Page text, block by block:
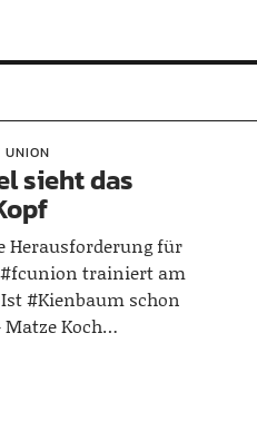
UNION
sieht das
Herausforderung für
trainiert am
#Kienbaum schon
Koch…